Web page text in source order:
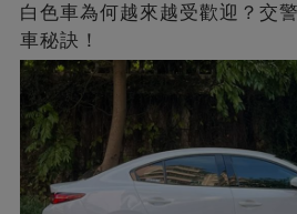
白色車為何越來越受歡迎？交
車秘訣！